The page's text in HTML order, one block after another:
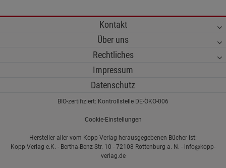
Kontakt
Über uns
Rechtliches
Impressum
Datenschutz
BIO-zertifiziert: Kontrollstelle DE-ÖKO-006
Cookie-Einstellungen
Hersteller aller vom Kopp Verlag herausgegebenen Bücher ist:
Kopp Verlag e.K. - Bertha-Benz-Str. 10 - 72108 Rottenburg a. N. - info@kopp-
verlag.de